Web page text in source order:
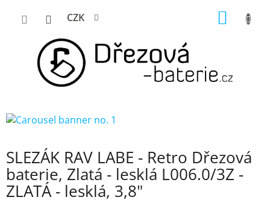
CZK
SLEZÁK RAV LABE - Retro Dřezová
baterie, Zlatá - lesklá L006.0/3Z -
ZLATÁ - lesklá, 3,8"